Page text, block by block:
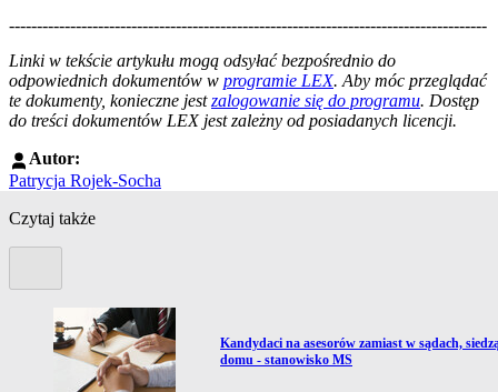
--------------------------------------------------------------------------------------
Linki w tekście artykułu mogą odsyłać bezpośrednio do
odpowiednich dokumentów w programie LEX. Aby móc przeglądać
te dokumenty, konieczne jestzalogowanie się do programu. Dostęp
do treści dokumentów LEX jest zależny od posiadanych licencji.
Autor:
Patrycja Rojek-Socha
Czytaj także
Przejdź do artykułu:
Kandydaci na asesorów zamiast w sądach,
domu - stanowisko MS